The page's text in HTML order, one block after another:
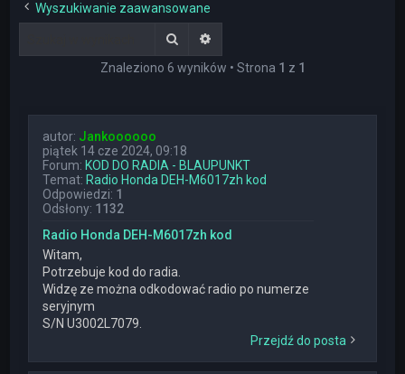
Wyszukiwanie zaawansowane
Szukaj
Znaleziono 6 wyników • Strona 1 z 1
autor: Jankoooooo
piątek 14 cze 2024, 09:18
Forum: KOD DO RADIA - BLAUPUNKT
Temat: Radio Honda DEH-M6017zh kod
Odpowiedzi: 1
Odsłony: 1132
Radio Honda DEH-M6017zh kod
Witam,
Potrzebuje kod do radia.
Widzę ze można odkodować radio po numerze
seryjnym
S/N U3002L7079.
Przejdź do posta